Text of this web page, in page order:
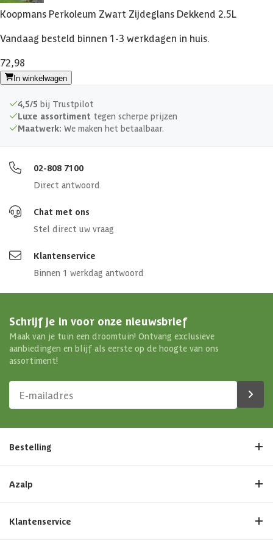
Primaire kleur Zwart
Koopmans Perkoleum Zwart Zijdeglans Dekkend 2.5L
Vandaag besteld binnen 1-3 werkdagen in huis.
72,98
In winkelwagen
4,5/5 bij Trustpilot
Luxe assortiment tegen scherpe prijzen
Maatwerk: We maken het betaalbaar.
02-808 7100
Direct antwoord
Chat met ons
Stel direct uw vraag
Klantenservice
Binnen 1 werkdag antwoord
Schrijf je in voor onze nieuwsbrief
Maak van je tuin een droomtuin! Ontvang exclusieve
aanbiedingen en blijf als eerste op de hoogte van ons
assortiment!
Bestelling
Azalp
Klantenservice